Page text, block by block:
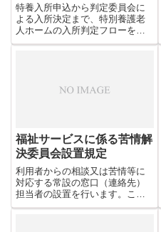
特養入所申込から判定委員会に
よる入所決定まで、特別養護老
人ホームの入所判定フローを一
覧化したExcelテンプレートで
福祉サービスに係る苦情解
決委員会設置規定
利用者からの相談又は苦情等に
対応する常設の窓口（連絡先）
担当者の設置を行います。ここ
でご紹介しますのは『福祉サー